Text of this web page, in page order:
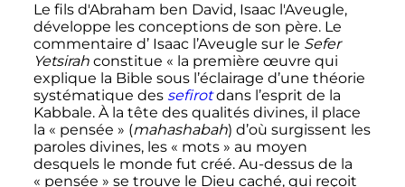
Le fils d'Abraham ben David, Isaac l'Aveugle,
développe les conceptions de son père. Le
commentaire d’ Isaac l’Aveugle sur le Sefer
Yetsirahconstitue « la première œuvre qui
explique la Bible sous l’éclairage d’une théorie
systématique des sefirotdans l’esprit de la
Kabbale. À la tête des qualités divines, il place
la « pensée » (mahashabah) d’où surgissent les
paroles divines, les « mots » au moyen
desquels le monde fut créé. Au-dessus de la
« pensée » se trouve le Dieu caché, qui reçoit